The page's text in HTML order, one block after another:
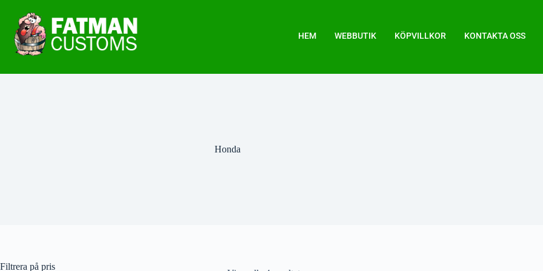
HEM WEBBUTIK KÖPVILLKOR KONTAKTA OSS
Honda
Filtrera på pris